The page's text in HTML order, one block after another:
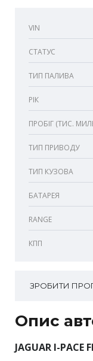
VIN
СТАТУС
ТИП ПАЛИВА
РІК
ПРОБІГ (ТИС.
ТИП ПРИВОДУ
ТИП КУЗОВА
БАТАРЕЯ
RANGE
КПП
ЗРОБИТИ
Опис
JAGUAR I-PACE